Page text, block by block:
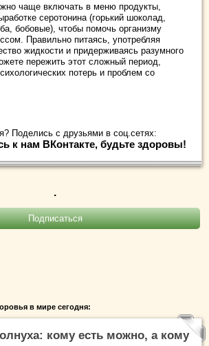
чаще включать в меню продукты,
серотонина (горький шоколад,
бобовые), чтобы помочь организму
Правильно питаясь, употребляя
жидкости и придерживаясь разумного
пережить этот сложный период,
потерь и проблем со
Поделись с друзьями в соц.сетях:
к нам ВКонтакте, будьте здоровы!
.
в мире сегодня:
кому есть можно, а кому